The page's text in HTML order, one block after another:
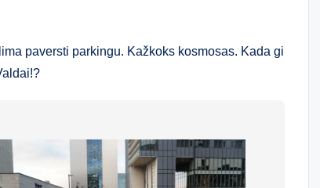
paversti parkingu. Kažkoks kosmosas. Kada gi